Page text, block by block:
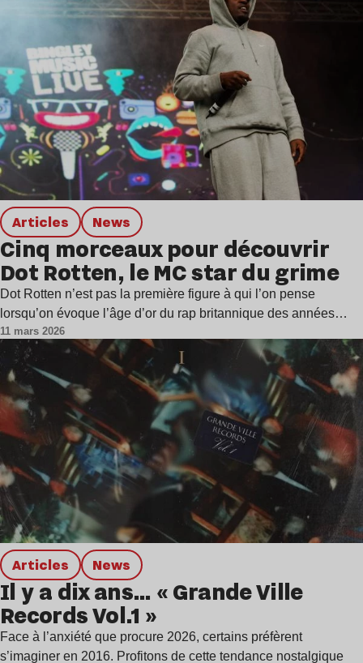
Articles news
Cinq morceaux pour découvrir
Dot Rotten, le MC star du grime
Dot Rotten n’est pas la première figure à qui l’on pense
lorsqu’on évoque l’âge d’or du rap britannique des années…
11 mars 2026
Articles news
Il y a dix ans… « Grande Ville
Records Vol.1 »
Face à l’anxiété que procure 2026, certains préfèrent
s’imaginer en 2016. Profitons de cette tendance nostalgique